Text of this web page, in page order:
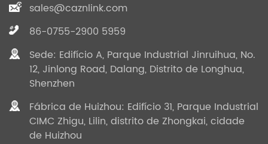
sales@caznlink.com
86-0755-2900 5959
Sede: Edifício A, Parque Industrial Jinruihua, No.
12, Jinlong Road, Dalang, Distrito de Longhua,
Shenzhen
Fábrica de Huizhou: Edifício 31, Parque Industrial
CIMC Zhigu, Lilin, distrito de Zhongkai, cidade
de Huizhou